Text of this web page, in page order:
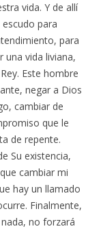
vida. Y de allí
para
para
una vida liviana,
Este hombre
negar a Dios
cambiar de
que le
de repente.
Su existencia,
cambiar mi
hay un llamado
Finalmente,
no forzará